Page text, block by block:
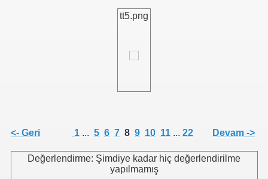
tt5.png
<- Geri 1 ... 5 6 7 8 9 10 11 ... 22 Devam ->
Değerlendirme: Şimdiye kadar hiç değerlendirilme
yapılmamış